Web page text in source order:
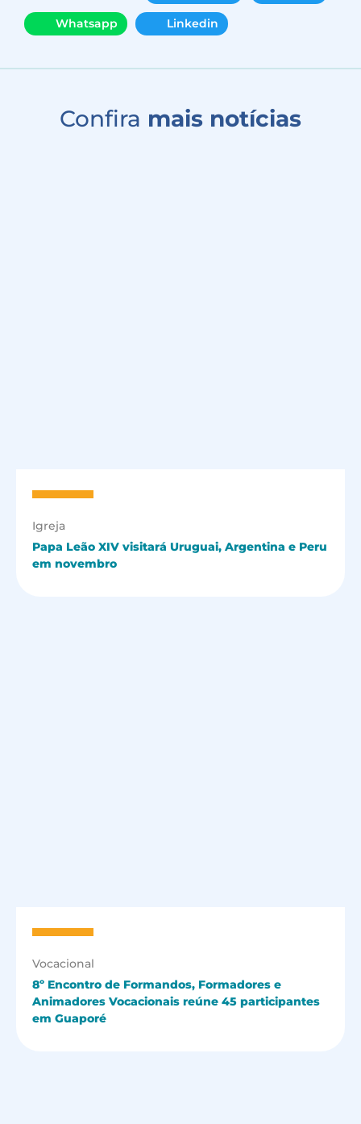
Whatsapp Linkedin
Confira mais notícias
Igreja
Papa Leão XIV visitará Uruguai, Argentina e Peru
em novembro
Vocacional
8º Encontro de Formandos, Formadores e
Animadores Vocacionais reúne 45 participantes
em Guaporé